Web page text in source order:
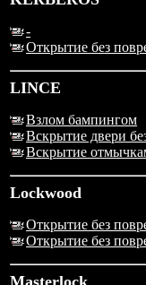
-
Открытие без
LINCE
Взлом бампингом
Вскрытие двери
Вскрытие
Lockwood
Открытие без
Открытие без
Masterlock